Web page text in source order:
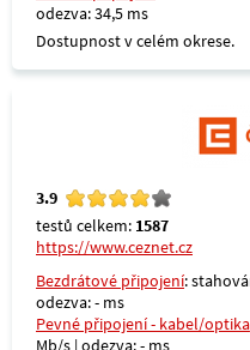
odezva: 34,5 ms
Dostupnost v celém okrese.
3.9
testů celkem: 1587
https://www.ceznet.cz
Bezdrátové připojení:
odezva: - ms
Pevné připojení - kabel/optika
Mb/s | odezva: - ms